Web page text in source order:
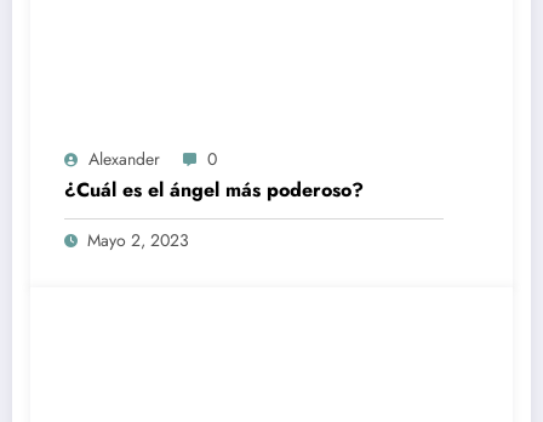
Alexander 0
¿Cuál es el ángel más poderoso?
Mayo 2, 2023